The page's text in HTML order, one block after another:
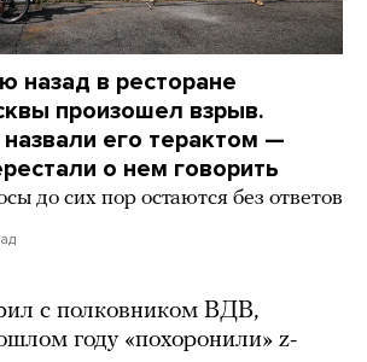
назад в ресторане
произошел взрыв.
назвали его терактом —
о нем говорить
до сих пор остаются без ответов
с полковником ВДВ,
году «похоронили» z-